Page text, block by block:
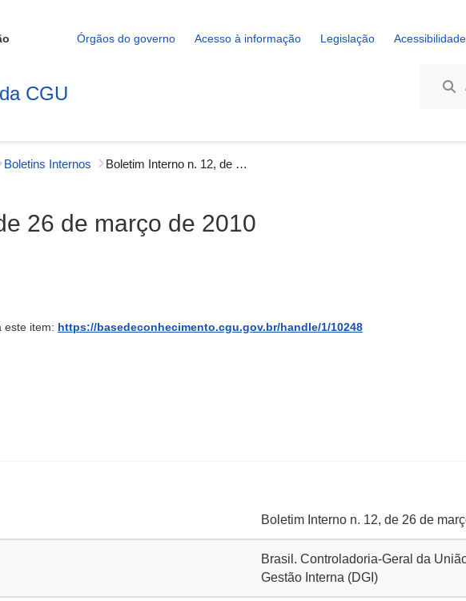
Órgãos do governo Acesso à informação Legislação Acessibilidade
CGU
Boletins Internos Boletim Interno n. 12, de 26 de março de 2010
26 de março de 2010
este item: https://basedeconhecimento.cgu.gov.br/handle/1/10248
Boletim Interno n. 12, de 26 de
Brasil. Controladoria-Geral da
Gestão Interna (DGI)